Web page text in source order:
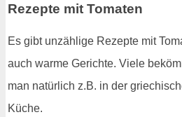
Rezepte mit Tomaten
Es gibt unzählige Rezepte mit
auch warme Gerichte. Viele
man natürlich z.B. in der
Küche.